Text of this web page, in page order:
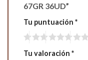
67GR 36UD”
Tu puntuación *
Tu valoración *